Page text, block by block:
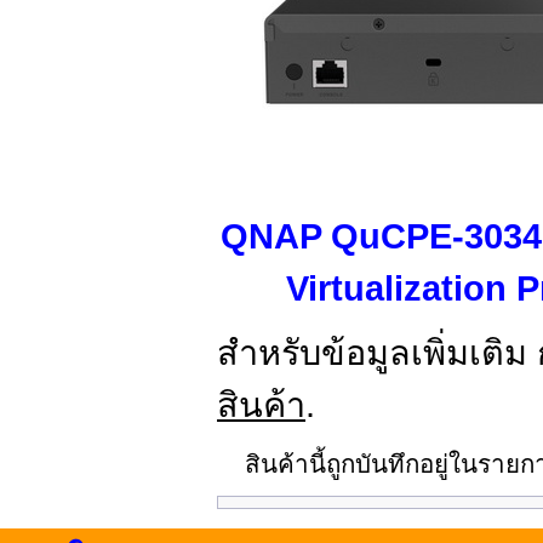
QNAP QuCPE-
Virtualization
สำหรับข้อมูลเพิ่มเติ
สินค้า.
สินค้านี้ถูกบันทึกอยู่ในราย